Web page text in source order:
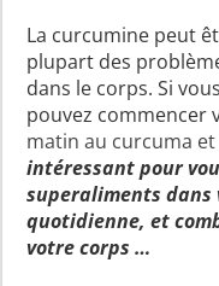
La curcumine peut
plupart des
dans le corps. Si
pouvez commencer
matin au curcuma
intéressant pour
superaliments
quotidienne, et
votre corps …